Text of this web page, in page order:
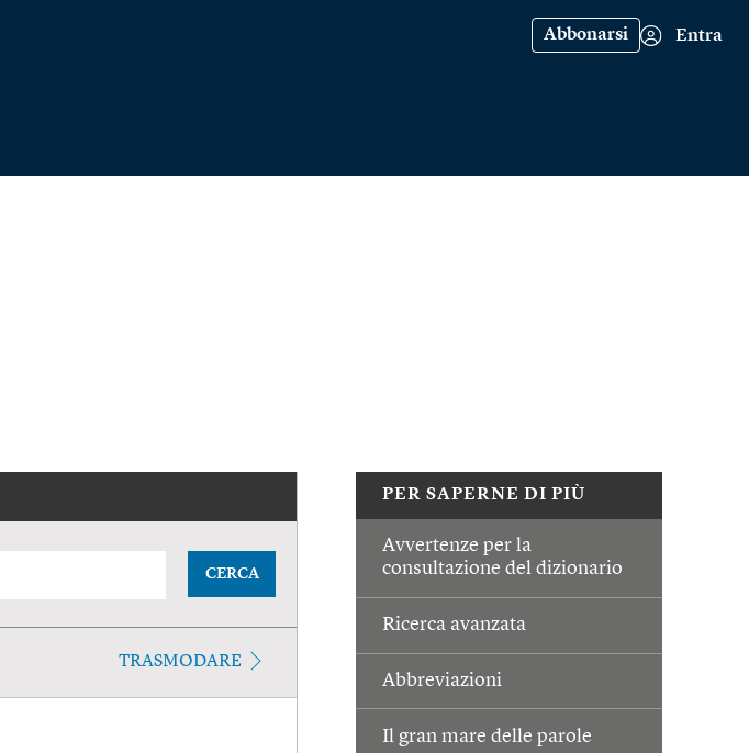
Abbonarsi Entra
PER SAPERNE DI PIÙ
Avvertenze per la
consultazione del dizionario
Ricerca avanzata
Abbreviazioni
Il gran mare delle parole
CERCA
TRASMODARE